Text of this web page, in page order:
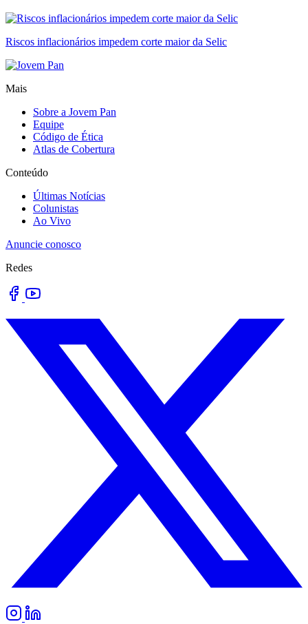
Riscos inflacionários impedem corte maior da Selic
Mais
Sobre a Jovem Pan
Equipe
Código de Ética
Atlas de Cobertura
Conteúdo
Últimas Notícias
Colunistas
Ao Vivo
Anuncie conosco
Redes